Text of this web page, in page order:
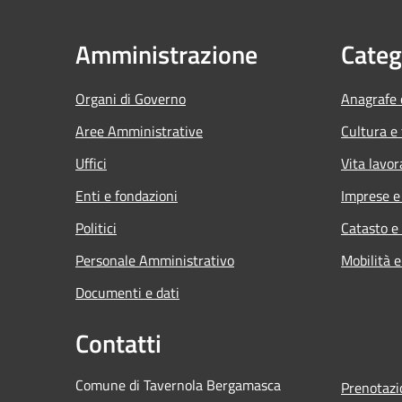
Amministrazione
Organi di Governo
Aree Amministrative
Uffici
Enti e fondazioni
Politici
Personale Amministrativo
Documenti e dati
Cultura
Vita
Imprese
Catasto
Mobilità
Contatti
Comune di Tavernola Bergamasca